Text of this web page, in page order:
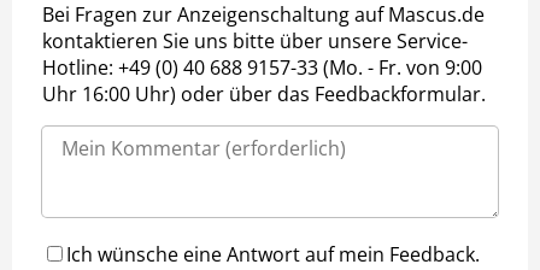
Bei Fragen zur Anzeigenschaltung auf Mascus.de
kontaktieren Sie uns bitte über unsere Service-
Hotline: +49 (0) 40 688 9157-33 (Mo. - Fr. von 9:00
Uhr 16:00 Uhr) oder über das Feedbackformular.
Ich wünsche eine Antwort auf mein Feedback.